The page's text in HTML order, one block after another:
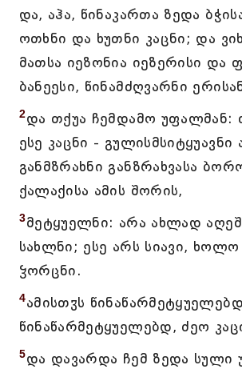
და, აჰა, წინაკართა ზედა
ოთხნი და ხუთნი კაცნი; და
მათსა იეზონია იეზერისი და
ბანეესი, წინამძღვარნი
2და თქუა ჩემდამო უფალმან:
ესე კაცნი -
განმზრახნი განზრახვასა
ქალაქისა ამის შორის,
3მეტყუელნი: არა ახლად
სახლნი; ესე არს სიავი, ხოლო
ჴორცნი.
4ამისთჳს
წინაწარმეტყუელებდ, ძეო
5და დავარდა ჩემ ზედა სული